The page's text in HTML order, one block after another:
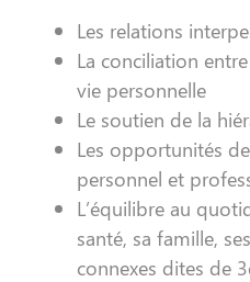
Les relations
La conciliation
vie personnelle
Le soutien de la
Les opportunités
personnel et
L’équilibre au
santé, sa famille,
connexes dites de